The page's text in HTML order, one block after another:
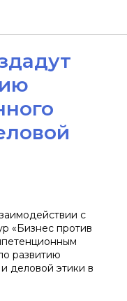
с
«Бизнес против
развитию
деловой этики в